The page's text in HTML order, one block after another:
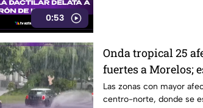
0:53
Onda tropical 25
fuertes a Morelos;
y horas exactas
Las zonas con mayor
centro-norte, donde se